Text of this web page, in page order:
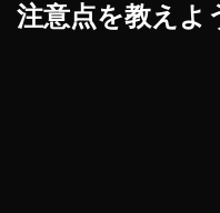
ー
注意点を教えよ